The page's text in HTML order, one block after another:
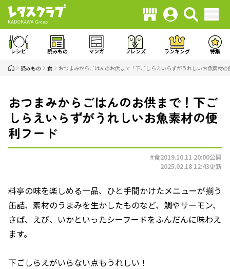
レシピ 読みもの マンガ フレンズ ランキング 特集
読みもの 食 おつまみからごはんのお供まで！下ごしらえいらずがうれしいお魚素材の
おつまみからごはんのお供まで！下ご
しらえいらずがうれしいお魚素材の便
利フード
#食2019.10.11 20:00公開
2025.02.18 12:43更新
料亭の味を楽しめる一品、ひと手間かけたメニューが揃う
缶詰、素材のうまみを生かしたものなど、鯛やサーモン、
さば、えび、いかといったシーフードをふんだんに味わえ
ます。
下ごしらえがいらない点もうれしい！